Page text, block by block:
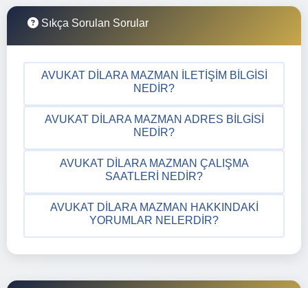
Sıkça Sorulan Sorular
AVUKAT DILARA MAZMAN İLETIŞIM BILGISI
NEDIR?
AVUKAT DILARA MAZMAN ADRES BILGISI
NEDIR?
AVUKAT DILARA MAZMAN ÇALIŞMA
SAATLERI NEDIR?
AVUKAT DILARA MAZMAN HAKKINDAKI
YORUMLAR NELERDIR?